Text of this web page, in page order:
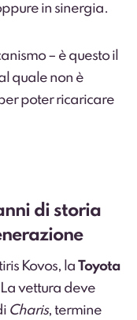
in sinergia.
– è questo il
quale non è
poter ricaricare
di storia
Kovos, la Toyota
vettura deve
Charis, termine